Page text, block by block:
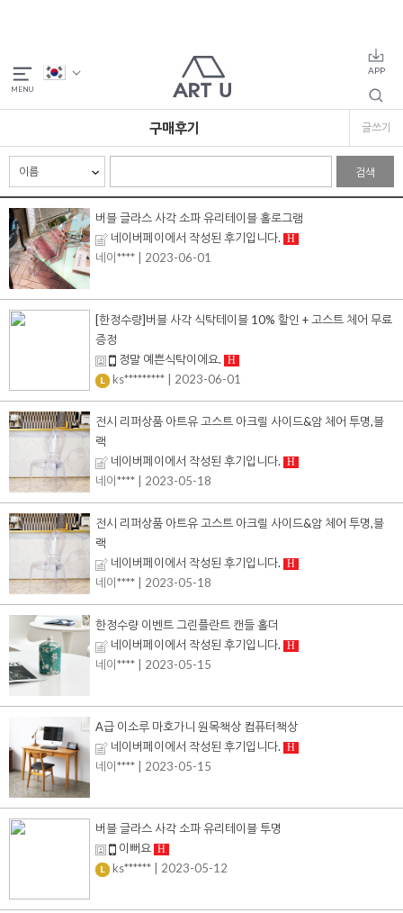
구매후기 글쓰기
검색
버블 글라스 사각 소파 유리테이블 홀로그램
네이버페이에서 작성된 후기입니다.
H
네이**** | 2023-06-01
[한정수량]버블 사각 식탁테이블 10% 할인 + 고스트 체어 무료
증정
정말 예쁜식탁이에요.
H
ks********* | 2023-06-01
전시 리퍼상품 아트유 고스트 아크릴 사이드&암 체어 투명,블
랙
네이버페이에서 작성된 후기입니다.
H
네이**** | 2023-05-18
전시 리퍼상품 아트유 고스트 아크릴 사이드&암 체어 투명,블
랙
네이버페이에서 작성된 후기입니다.
H
네이**** | 2023-05-18
한정수량 이벤트 그린플란트 캔들 홀더
네이버페이에서 작성된 후기입니다.
H
네이**** | 2023-05-15
A급 이소루 마호가니 원목책상 컴퓨터책상
네이버페이에서 작성된 후기입니다.
H
네이**** | 2023-05-15
버블 글라스 사각 소파 유리테이블 투명
이뻐요 H
ks****** | 2023-05-12